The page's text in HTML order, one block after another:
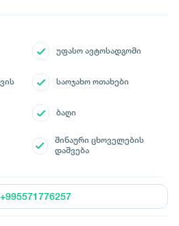
უფასო ავტოსადგომი
საოჯახო ოთახები
ბაღი
შინაური ცხოველების
დაშვება
+995571776257